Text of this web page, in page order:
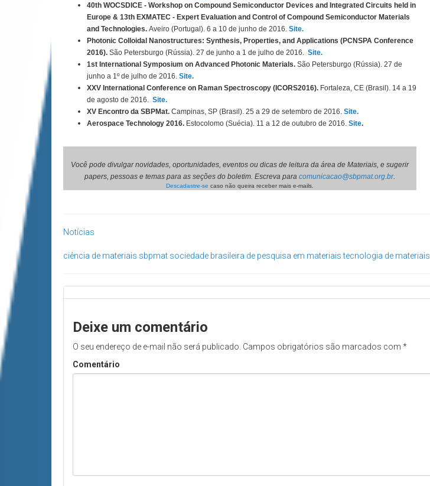
40th WOCSDICE ‐ Workshop on Compound Semiconductor Devices and Integrated Circuits held in
Europe & 13th EXMATEC ‐ Expert Evaluation and Control of Compound Semiconductor Materials
and Technologies. Aveiro (Portugal). 6 a 10 de junho de 2016. Site.
Photonic Colloidal Nanostructures: Synthesis, Properties, and Applications (PCNSPA Conference
2016). São Petersburgo (Rússia). 27 de junho a 1 de julho de 2016. Site.
1st International Symposium on Advanced Photonic Materials. São Petersburgo (Rússia). 27 de
junho a 1º de julho de 2016. Site.
XXV International Conference on Raman Spectroscopy (ICORS2016). Fortaleza, CE (Brasil). 14 a 19
de agosto de 2016. Site.
XV Encontro da SBPMat. Campinas, SP (Brasil). 25 a 29 de setembro de 2016. Site.
Aerospace Technology 2016. Estocolomo (Suécia). 11 a 12 de outubro de 2016. Site.
Você pode divulgar novidades, oportunidades, eventos ou dicas de leitura da área de Materiais, e sugerir
papers, pessoas e temas para as seções do boletim. Escreva para comunicacao@sbpmat.org.br.
Descadastre-se caso não queira receber mais e-mails.
Notícias
ciência de materiais sbpmat sociedade brasileira de pesquisa em materiais tecnologia de materiais
Deixe um comentário
O seu endereço de e-mail não será publicado. Campos obrigatórios são marcados com *
Comentário